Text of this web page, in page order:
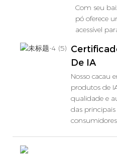
Com seu
pó oferece
acessível
De IA
Nosso cacau
produtos de
qualidade e
das